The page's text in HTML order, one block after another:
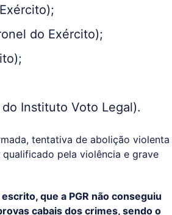
do Exército);
Instituto Voto Legal).
tentativa de abolição violenta
pela violência e grave
que a PGR não conseguiu
cabais dos crimes, sendo o